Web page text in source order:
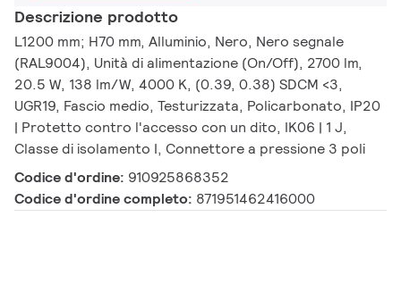
Descrizione prodotto
L1200 mm; H70 mm, Alluminio, Nero, Nero segnale
(RAL9004), Unità di alimentazione (On/Off), 2700 lm,
20.5 W, 138 lm/W, 4000 K, (0.39, 0.38) SDCM <3,
UGR19, Fascio medio, Testurizzata, Policarbonato, IP20
| Protetto contro l'accesso con un dito, IK06 | 1 J,
Classe di isolamento I, Connettore a pressione 3 poli
Codice d'ordine: 910925868352
Codice d'ordine completo: 871951462416000